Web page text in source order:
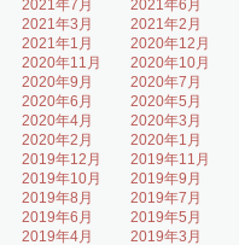
2021年7月
2021年6月
2021年3月
2021年2月
2021年1月
2020年12月
2020年11月
2020年10月
2020年9月
2020年7月
2020年6月
2020年5月
2020年4月
2020年3月
2020年2月
2020年1月
2019年12月
2019年11月
2019年10月
2019年9月
2019年8月
2019年7月
2019年6月
2019年5月
2019年4月
2019年3月